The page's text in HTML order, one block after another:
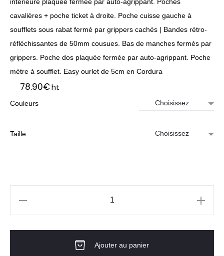
cavalières + poche ticket à droite. Poche cuisse gauche à
soufflets sous rabat fermé par grippers cachés | Bandes rétro-
réfléchissantes de 50mm cousues. Bas de manches fermés par
grippers. Poche dos plaquée fermée par auto-agrippant. Poche
mètre à soufflet. Easy ourlet de 5cm en Cordura
78.90€ht
Couleurs
Taille
Ajouter au panier